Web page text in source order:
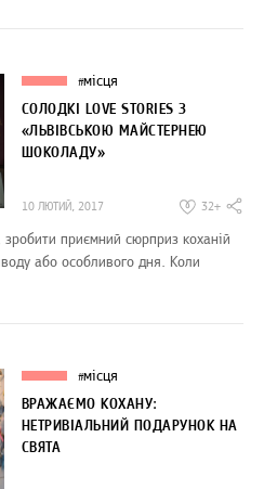
#місця
СОЛОДКІ LOVE STORIES З
«ЛЬВІВСЬКОЮ МАЙСТЕРНЕЮ
ШОКОЛАДУ»
10 ЛЮТИЙ, 2017 32+
зробити приємний сюрприз коханій
або особливого дня. Коли
#місця
ВРАЖАЄМО КОХАНУ:
НЕТРИВІАЛЬНИЙ ПОДАРУНОК НА
СВЯТА